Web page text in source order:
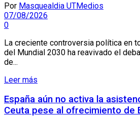
Por Masquealdia UTMedios
07/08/2026
0
La creciente controversia política en
del Mundial 2030 ha reavivado el
de...
Leer más
España aún no activa la
Ceuta pese al ofrecimiento de